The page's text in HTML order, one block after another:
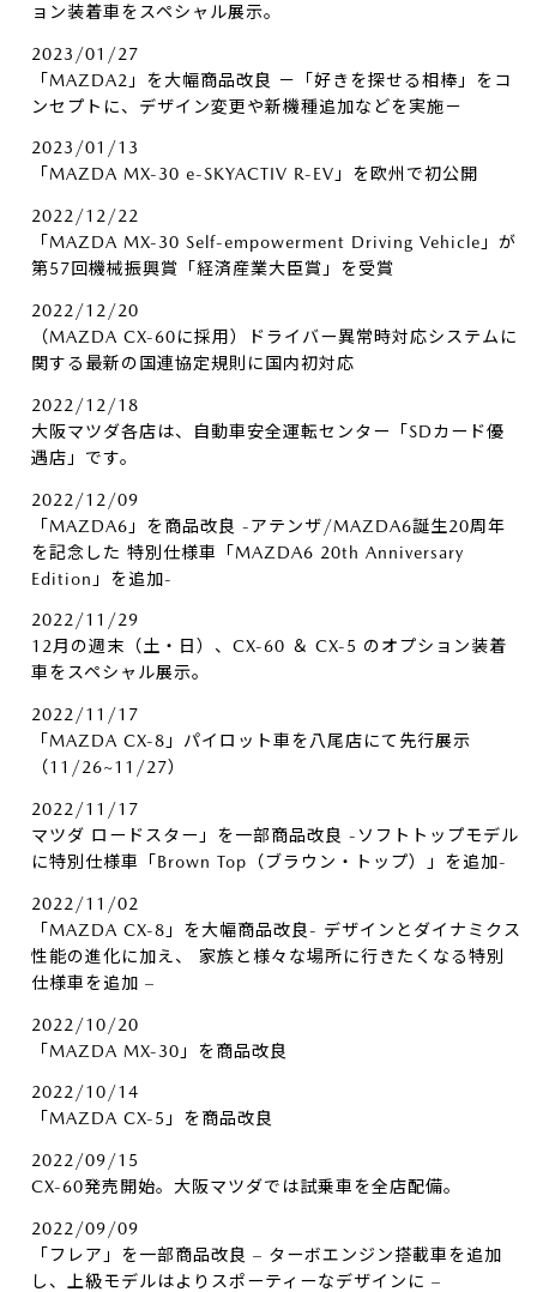
ョン装着車をスペシャル展示。
2023/01/27
「MAZDA2」を大幅商品改良 －「好きを探せる相棒」をコ
ンセプトに、デザイン変更や新機種追加などを実施－
2023/01/13
「MAZDA MX-30 e-SKYACTIV R-EV」を欧州で初公開
2022/12/22
「MAZDA MX-30 Self-empowerment Driving Vehicle」が
第57回機械振興賞「経済産業大臣賞」を受賞
2022/12/20
（MAZDA CX-60に採用）ドライバー異常時対応システムに
関する最新の国連協定規則に国内初対応
2022/12/18
大阪マツダ各店は、自動車安全運転センター「SDカード優
遇店」です。
2022/12/09
「MAZDA6」を商品改良 -アテンザ/MAZDA6誕生20周年
を記念した 特別仕様車「MAZDA6 20th Anniversary
Edition」を追加-
2022/11/29
12月の週末（土・日）、CX-60 ＆ CX-5 のオプション装着
車をスペシャル展示。
2022/11/17
「MAZDA CX-8」パイロット車を八尾店にて先行展示
（11/26~11/27）
2022/11/17
マツダ ロードスター」を一部商品改良 -ソフトトップモデル
に特別仕様車「Brown Top（ブラウン・トップ）」を追加-
2022/11/02
「MAZDA CX-8」を大幅商品改良- デザインとダイナミクス
性能の進化に加え、 家族と様々な場所に行きたくなる特別
仕様車を追加 –
2022/10/20
「MAZDA MX-30」を商品改良
2022/10/14
「MAZDA CX-5」を商品改良
2022/09/15
CX-60発売開始。大阪マツダでは試乗車を全店配備。
2022/09/09
「フレア」を一部商品改良 – ターボエンジン搭載車を追加
し、上級モデルはよりスポーティーなデザインに –